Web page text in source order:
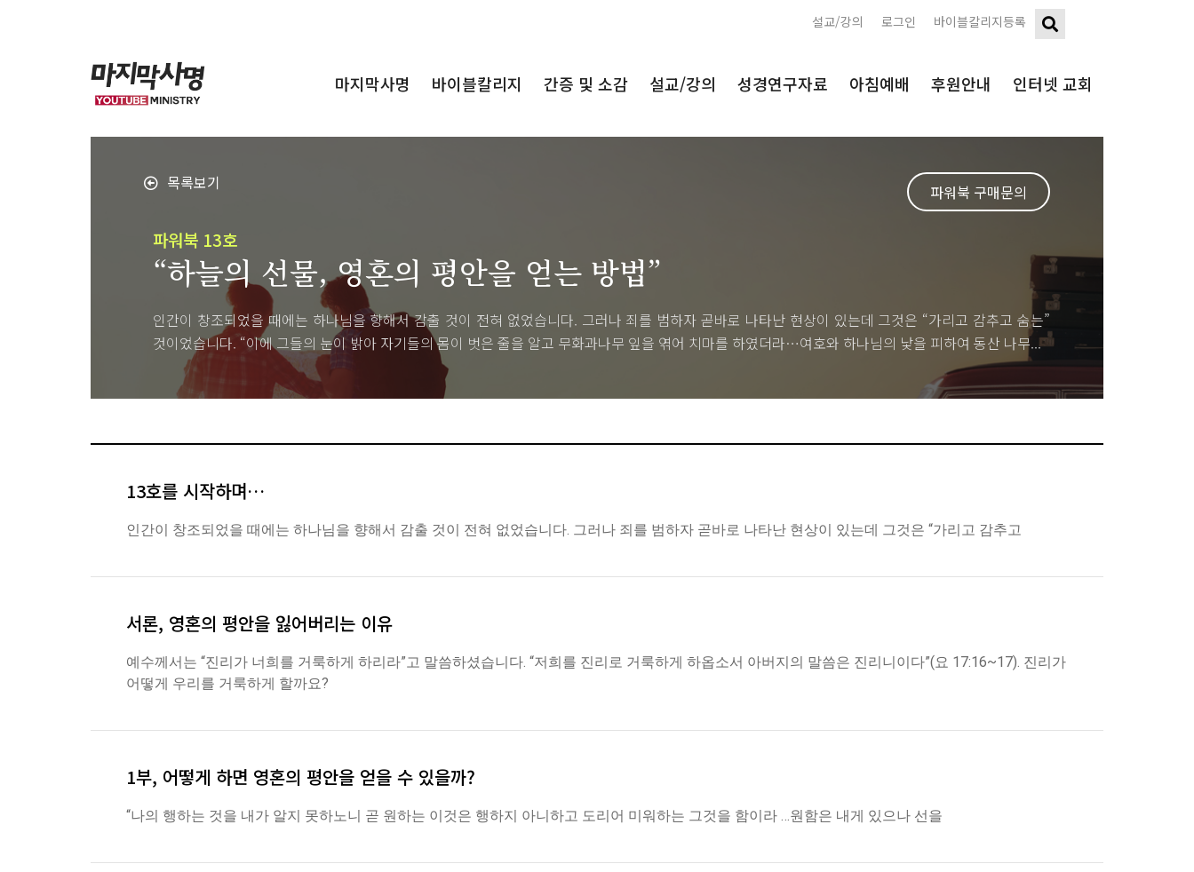
바이블칼리지등록
로그인
설교/강의
마지막사명 바이블칼리지 간증 및 소감 설교/강의 성경연구자료 아침예배 후원안내 인터넷 교회
목록보기 파워북 구매문의
파워북 13호
“하늘의 선물, 영혼의 평안을 얻는 방법”
인간이 창조되었을 때에는 하나님을 향해서 감출 것이 전혀 없었습니다. 그러나 죄를 범하자 곧바로 나타난 현상이 있는데 그것은 “가리고 감추고 숨는”
것이었습니다. “이에 그들의 눈이 밝아 자기들의 몸이 벗은 줄을 알고 무화과나무 잎을 엮어 치마를 하였더라…여호와 하나님의 낯을 피하여 동산 나무...
13호를 시작하며…
인간이 창조되었을 때에는 하나님을 향해서 감출 것이 전혀 없었습니다. 그러나 죄를 범하자 곧바로 나타난 현상이 있는데 그것은 “가리고 감추고
서론, 영혼의 평안을 잃어버리는 이유
예수께서는 “진리가 너희를 거룩하게 하리라”고 말씀하셨습니다. “저희를 진리로 거룩하게 하옵소서 아버지의 말씀은 진리니이다”(요 17:16~17). 진리가
어떻게 우리를 거룩하게 할까요?
1부, 어떻게 하면 영혼의 평안을 얻을 수 있을까?
“나의 행하는 것을 내가 알지 못하노니 곧 원하는 이것은 행하지 아니하고 도리어 미워하는 그것을 함이라 …원함은 내게 있으나 선을